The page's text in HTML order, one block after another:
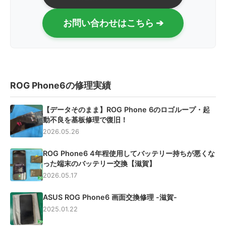
お問い合わせはこちら ➔
ROG Phone6の修理実績
【データそのまま】ROG Phone 6のロゴループ・起
動不良を基板修理で復旧！
2026.05.26
ROG Phone6 4年程使用してバッテリー持ちが悪くな
った端末のバッテリー交換【滋賀】
2026.05.17
ASUS ROG Phone6 画面交換修理 -滋賀-
2025.01.22